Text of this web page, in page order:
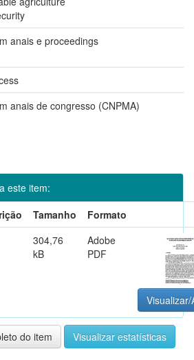
anais e proceedings
anais de congresso (CNPMA)
este item:
Tamanho
Formato
304,76
kB
Adobe
PDF
Visualizar/
do item Visualizar estatísticas